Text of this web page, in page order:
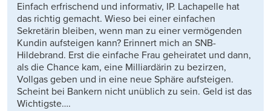
Einfach erfrischend und informativ, IP. Lachapelle hat
das richtig gemacht. Wieso bei einer einfachen
Sekretärin bleiben, wenn man zu einer vermögenden
Kundin aufsteigen kann? Erinnert mich an SNB-
Hildebrand. Erst die einfache Frau geheiratet und dann,
als die Chance kam, eine Milliardärin zu bezirzen,
Vollgas geben und in eine neue Sphäre aufsteigen.
Scheint bei Bankern nicht unüblich zu sein. Geld ist das
Wichtigste….